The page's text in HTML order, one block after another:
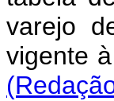
varejo
vigente